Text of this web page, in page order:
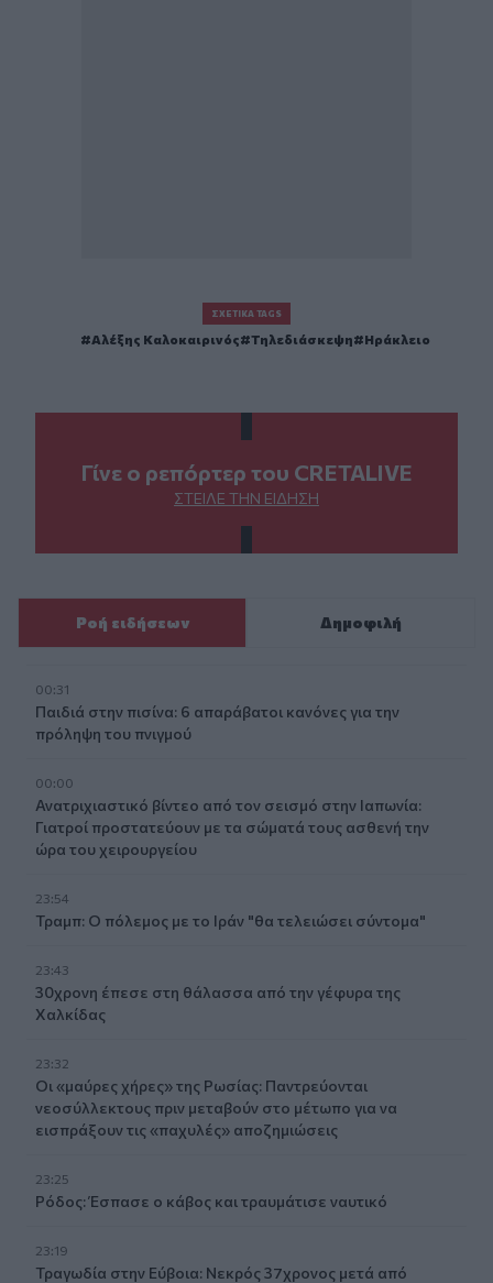
ΣΧΕΤΙΚΆ TAGS
Αλέξης Καλοκαιρινός Τηλεδιάσκεψη Ηράκλειο
Γίνε ο ρεπόρτερ του CRETALIVE
ΣΤΕΊΛΕ ΤΗΝ ΕΊΔΗΣΗ
Ροή ειδήσεων Δημοφιλή
00:31
Παιδιά στην πισίνα: 6 απαράβατοι κανόνες για την
πρόληψη του πνιγμού
00:00
Ανατριχιαστικό βίντεο από τον σεισμό στην Ιαπωνία:
Γιατροί προστατεύουν με τα σώματά τους ασθενή την
ώρα του χειρουργείου
23:54
Τραμπ: Ο πόλεμος με το Ιράν "θα τελειώσει σύντομα"
23:43
30χρονη έπεσε στη θάλασσα από την γέφυρα της
Χαλκίδας
23:32
Οι «μαύρες χήρες» της Ρωσίας: Παντρεύονται
νεοσύλλεκτους πριν μεταβούν στο μέτωπο για να
εισπράξουν τις «παχυλές» αποζημιώσεις
23:25
Ρόδος: Έσπασε ο κάβος και τραυμάτισε ναυτικό
23:19
Τραγωδία στην Εύβοια: Νεκρός 37χρονος μετά από